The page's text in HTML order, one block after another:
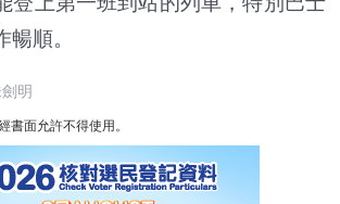
順。
明
書面允許不得使用。